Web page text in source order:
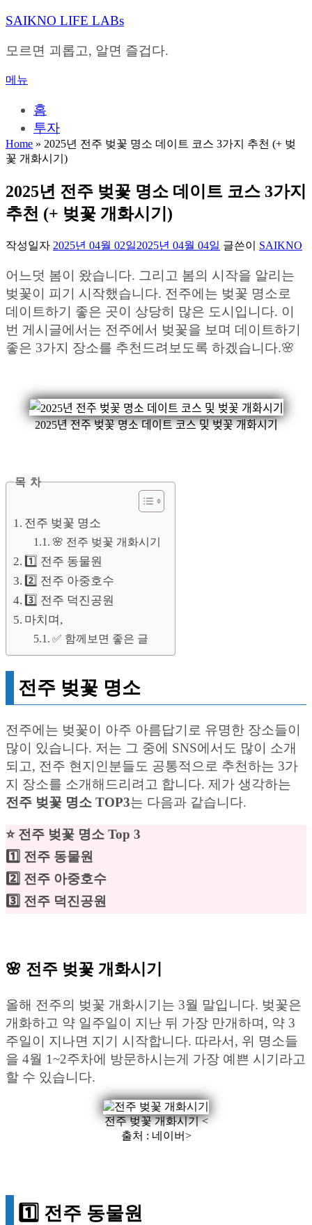
내
으
바
SAIKNO LIFE LABs
모르면 괴롭고, 알면 즐겁다.
메뉴
홈
투자
Home » 2025년 전주 벚꽃 명소 데이트 코스 3가지 추천 (+ 벚
꽃 개화시기)
2025년 전주 벚꽃 명소 데이트 코스 3가지
추천 (+ 벚꽃 개화시기)
작성일자 2025년 04월 02일2025년 04월 04일 글쓴이 SAIKNO
어느덧 봄이 왔습니다. 그리고 봄의 시작을 알리는
벚꽃이 피기 시작했습니다. 전주에는 벚꽃 명소로
데이트하기 좋은 곳이 상당히 많은 도시입니다. 이
번 게시글에서는 전주에서 벚꽃을 보며 데이트하기
좋은 3가지 장소를 추천드려보도록 하겠습니다.🌸
2025년 전주 벚꽃 명소 데이트 코스 및 벚꽃 개화시기
목 차
전주 벚꽃 명소
🌸 전주 벚꽃 개화시기
1️⃣ 전주 동물원
2️⃣ 전주 아중호수
3️⃣ 전주 덕진공원
마치며,
✅ 함께보면 좋은 글
전주 벚꽃 명소
전주에는 벚꽃이 아주 아름답기로 유명한 장소들이
많이 있습니다. 저는 그 중에 SNS에서도 많이 소개
되고, 전주 현지인분들도 공통적으로 추천하는 3가
지 장소를 소개해드리려고 합니다. 제가 생각하는
전주 벚꽃 명소 TOP3는 다음과 같습니다.
⭐️ 전주 벚꽃 명소 Top 3
1️⃣ 전주 동물원
2️⃣ 전주 아중호수
3️⃣ 전주 덕진공원
🌸 전주 벚꽃 개화시기
올해 전주의 벚꽃 개화시기는 3월 말입니다. 벚꽃은
개화하고 약 일주일이 지난 뒤 가장 만개하며, 약 3
주일이 지나면 지기 시작합니다. 따라서, 위 명소들
을 4월 1~2주차에 방문하시는게 가장 예쁜 시기라고
할 수 있습니다.
전주 벚꽃 개화시기 <
출처 : 네이버>
1️⃣ 전주 동물원